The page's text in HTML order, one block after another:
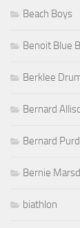
Beach Boys
Benoit Blue
Berklee
Bernard
Bernard
Bernie
biathlon